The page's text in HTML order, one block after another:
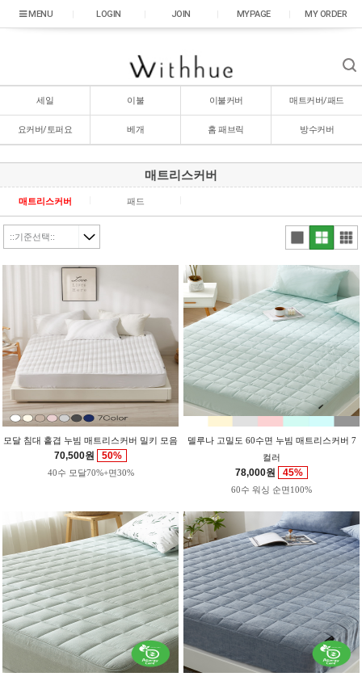
LOGIN JOIN MYPAGE MY ORDER
세일 이불 이불커버 매트커버/패드
요커버/토퍼요 베개 홈 패브릭 방수커버
매트리스커버
매트리스커버 패드
모달 침대 홑겹 누빔 매트리스커버 밀키 모음
70,500원 50%
40수 모달70%+면30%
델루나 고밀도 60수면 누빔 매트리스커버 7
컬러
78,000원 45%
60수 워싱 순면100%